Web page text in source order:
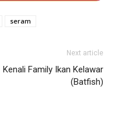
seram
Next article
Kenali Family Ikan Kelawar
(Batfish)